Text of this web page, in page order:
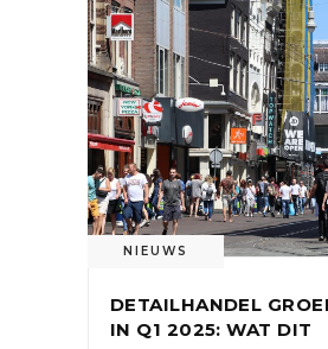
NIEUWS
DETAILHANDEL
IN Q1 2025: WAT DIT